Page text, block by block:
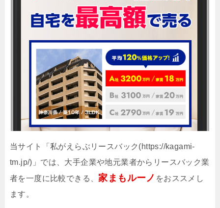
当サイト「私がえらぶリースバック(https://kagami-
tm.jp/)」では、大手企業や地元業者からリースバック業
者を一度に比較できる、家まもルーノ をおススメし
ます。